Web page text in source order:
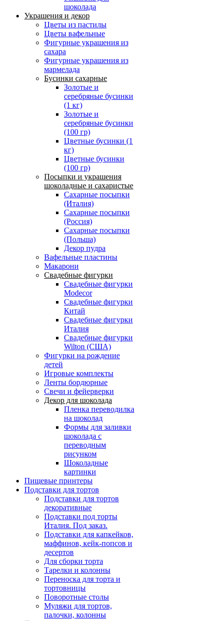
шоколада
Украшения и декор
Цветы из пастилы
Цветы вафельные
Фигурные украшения из
сахара
Фигурные украшения из
мармелада
Бусинки сахарные
Золотые и
серебряные бусинки
(1 кг)
Золотые и
серебряные бусинки
(100 гр)
Цветные бусинки (1
кг)
Цветные бусинки
(100 гр)
Посыпки и украшения
шоколадные и сахаристые
Сахарные посыпки
(Италия)
Сахарные посыпки
(Россия)
Сахарные посыпки
(Польша)
Декор пудра
Вафельные пластины
Макарони
Свадебные фигурки
Свадебные фигурки
Modecor
Свадебные фигурки
Китай
Свадебные фигурки
Италия
Свадебные фигурки
Wilton (США)
Фигурки на рождение
детей
Игровые комплекты
Ленты бордюрные
Свечи и фейерверки
Декор для шоколада
Пленка переводилка
на шоколад
Формы для заливки
шоколада с
переводным
рисунком
Шоколадные
картинки
Пищевые принтеры
Подставки для тортов
Подставки для тортов
декоративные
Подставки под торты
Италия. Под заказ.
Подставки для капкейков,
маффинов, кейк-попсов и
десертов
Для сборки торта
Тарелки и колонны
Переноска для торта и
тортовницы
Поворотные столы
Муляжи для тортов,
палочки, колонны